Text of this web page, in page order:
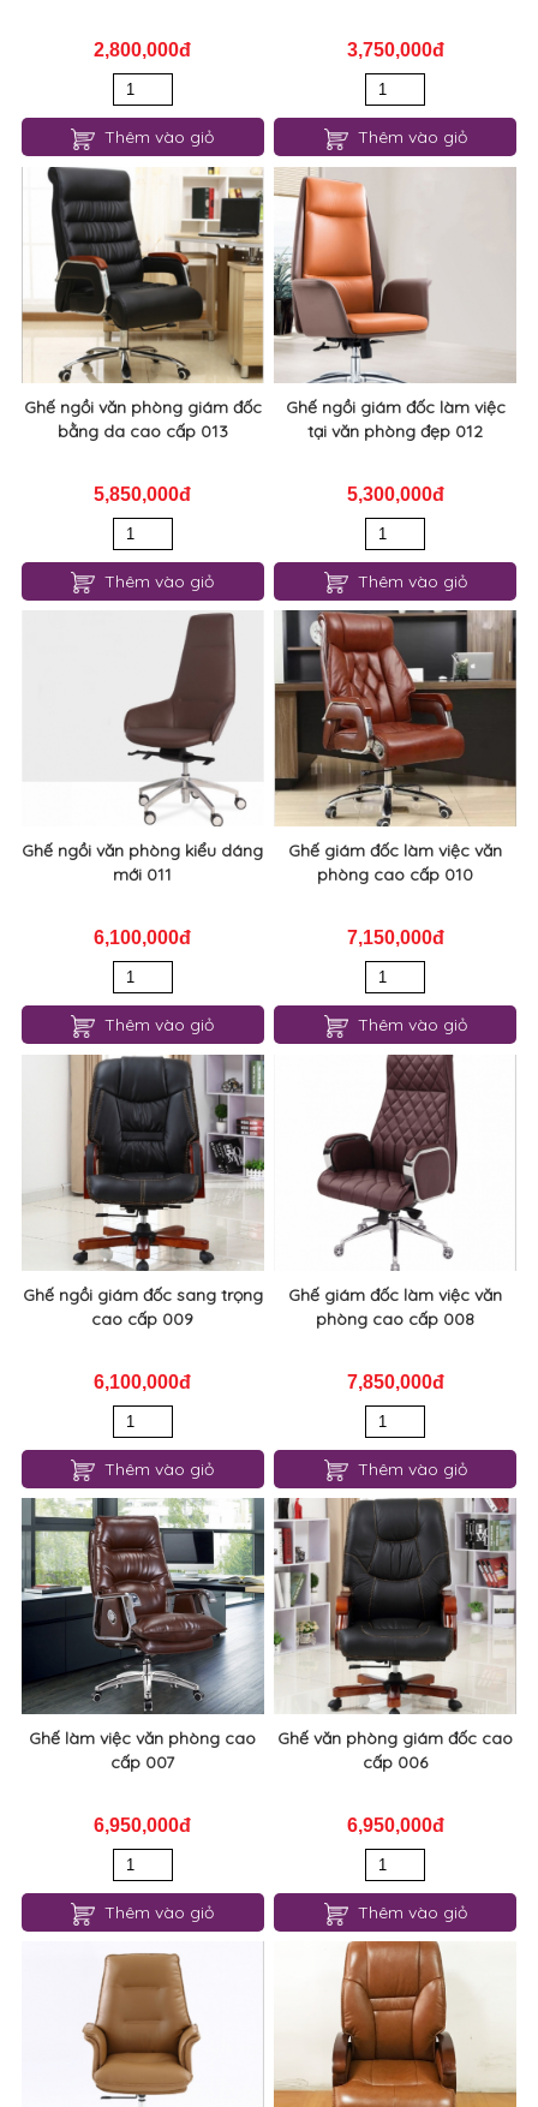
2,800,000đ
Thêm vào giỏ
3,750,000đ
Thêm vào giỏ
Ghế ngồi văn phòng giám đốc
bằng da cao cấp 013
5,850,000đ
Thêm vào giỏ
Ghế ngồi giám đốc làm việc
tại văn phòng đẹp 012
5,300,000đ
Thêm vào giỏ
Ghế ngồi văn phòng kiểu dáng
mới 011
6,100,000đ
Thêm vào giỏ
Ghế giám đốc làm việc văn
phòng cao cấp 010
7,150,000đ
Thêm vào giỏ
Ghế ngồi giám đốc sang trọng
cao cấp 009
6,100,000đ
Thêm vào giỏ
Ghế giám đốc làm việc văn
phòng cao cấp 008
7,850,000đ
Thêm vào giỏ
Ghế làm việc văn phòng cao
cấp 007
6,950,000đ
Thêm vào giỏ
Ghế văn phòng giám đốc cao
cấp 006
6,950,000đ
Thêm vào giỏ